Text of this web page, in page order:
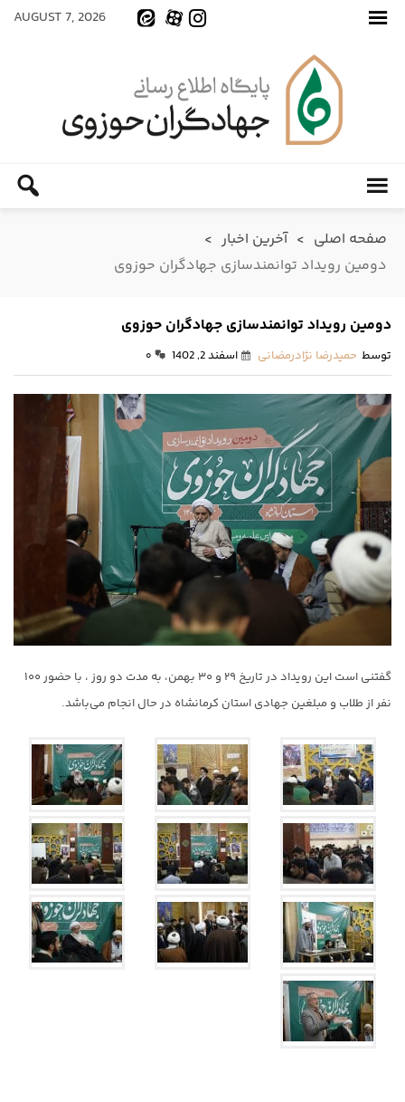
AUGUST 7, 2026
صفحه اصلی > آخرین اخبار >
دومین رویداد توانمندسازی جهادگران حوزوی
دومین رویداد توانمندسازی جهادگران حوزوی
توسط حمیدرضا نژادرمضانی اسفند 2, 1402 ۰
گفتنی است این رویداد در تاریخ ۲۹ و ۳۰ بهمن، به مدت دو روز ، با حضور ۱۰۰
نفر از طلاب و مبلغین جهادی استان کرمانشاه در حال انجام می‌باشد.